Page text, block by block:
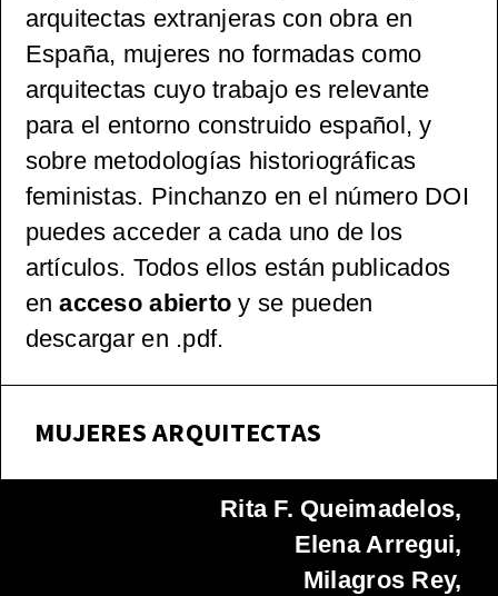
(pos)mo
derna
española
, 1965-
2000
arquitectas extranjeras con obra en
España, mujeres no formadas como
arquitectas cuyo trabajo es relevante
para el entorno construido español, y
sobre metodologías historiográficas
feministas. Pinchanzo en el número DOI
puedes acceder a cada uno de los
artículos. Todos ellos están publicados
enacceso abierto y se pueden
descargar en .pdf.
MUJERES ARQUITECTAS
Rita F. Queimadelos,
Elena Arregui,
Milagros Rey,